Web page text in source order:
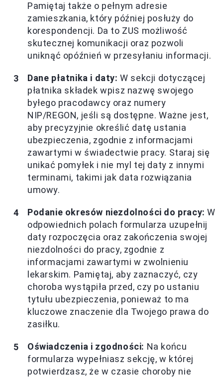
Pamiętaj także o pełnym adresie
zamieszkania, który później posłuży do
korespondencji. Da to ZUS możliwość
skutecznej komunikacji oraz pozwoli
uniknąć opóźnień w przesyłaniu informacji.
Dane płatnika i daty: W sekcji dotyczącej
płatnika składek wpisz nazwę swojego
byłego pracodawcy oraz numery
NIP/REGON, jeśli są dostępne. Ważne jest,
aby precyzyjnie określić datę ustania
ubezpieczenia, zgodnie z informacjami
zawartymi w świadectwie pracy. Staraj się
unikać pomyłek i nie myl tej daty z innymi
terminami, takimi jak data rozwiązania
umowy.
Podanie okresów niezdolności do pracy: W
odpowiednich polach formularza uzupełnij
daty rozpoczęcia oraz zakończenia swojej
niezdolności do pracy, zgodnie z
informacjami zawartymi w zwolnieniu
lekarskim. Pamiętaj, aby zaznaczyć, czy
choroba wystąpiła przed, czy po ustaniu
tytułu ubezpieczenia, ponieważ to ma
kluczowe znaczenie dla Twojego prawa do
zasiłku.
Oświadczenia i zgodności: Na końcu
formularza wypełniasz sekcję, w której
potwierdzasz, że w czasie choroby nie